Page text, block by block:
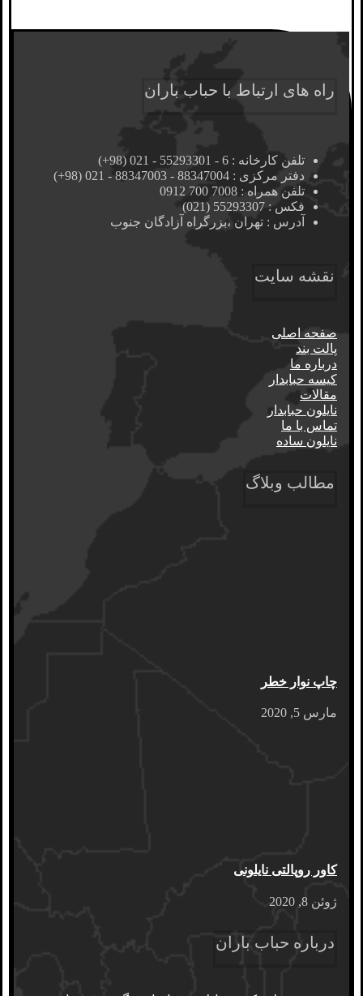
راه های ارتباط با حباب باران
تلفن کارخانه : 6 - 55293301 - 021 (98+)
دفتر مرکزی : 88347004 - 88347003 - 021 (98+)
تلفن همراه : 7008 700 0912
فکس : 55293307 (021)
آدرس : تهران ،‌بزرگراه آزادگان جنوب
نقشه سایت
صفحه اصلی
پالت بند
درباره ما
کیسه حبابدار
مقالات
نایلون حبابدار
تماس با ما
نایلون ساده
مطالب وبلاگ
چاپ نوار خطر
مارس 5, 2020
کاور روپالتی نایلونی
ژوئن 8, 2020
درباره حباب باران